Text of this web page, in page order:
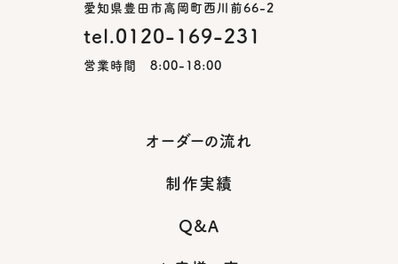
愛知県豊田市高岡町西川前66-2
tel.0120-169-231
営業時間 8:00-18:00
オーダーの流れ
制作実績
Q&A